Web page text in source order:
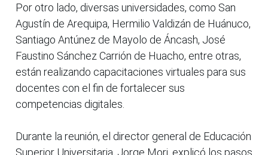
Por otro lado, diversas universidades, como San
Agustín de Arequipa, Hermilio Valdizán de Huánuco,
Santiago Antúnez de Mayolo de Áncash, José
Faustino Sánchez Carrión de Huacho, entre otras,
están realizando capacitaciones virtuales para sus
docentes con el fin de fortalecer sus
competencias digitales.
Durante la reunión, el director general de Educación
Superior Universitaria, Jorge Mori, explicó los pasos